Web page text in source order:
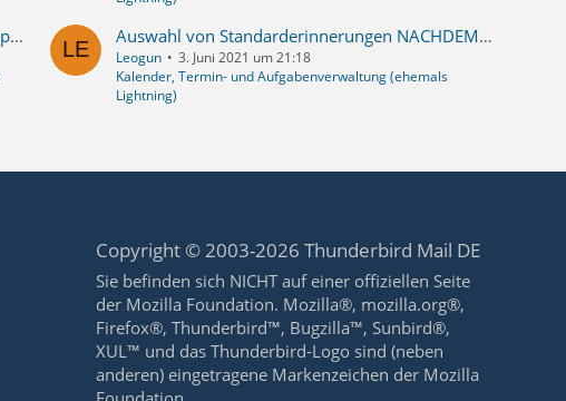
Neue emails nicht mehr fett nach Mac os12 update Auswahl von Standarderinnerungen NACHDEM die Aufgabe beginnt
Leogun
3. Juni 2021 um 21:18
Kalender, Termin- und Aufgabenverwaltung (ehemals
Lightning)
Copyright © 2003-2026 Thunderbird Mail DE
Sie befinden sich NICHT auf einer offiziellen Seite
der Mozilla Foundation. Mozilla®, mozilla.org®,
Firefox®, Thunderbird™, Bugzilla™, Sunbird®,
XUL™ und das Thunderbird-Logo sind (neben
anderen) eingetragene Markenzeichen der Mozilla